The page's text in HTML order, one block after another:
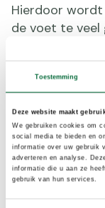
Toestemming
Deze website maakt
We gebruiken cookies om
social media te bieden en
informatie over uw gebruik
adverteren en analyse.
informatie die u aan ze
gebruik van hun services.
Hierdoor
de voet te veel
irriteren en
teenslippers
platte versies
beter in de